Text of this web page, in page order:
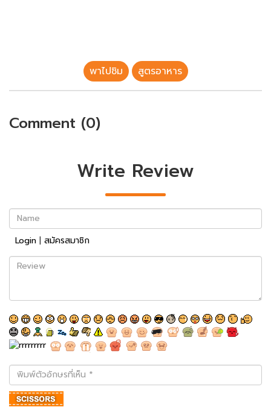
พาไปชิม สูตรอาหาร
Comment (0)
Write Review
Name
Login | สมัครสมาชิก
Review
พิมพ์
ตัว
อักษร
ที่